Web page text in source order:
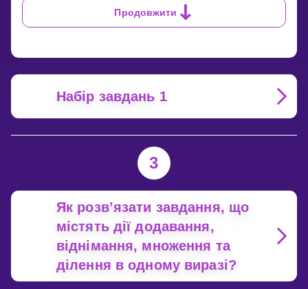
ЗАВДАННЯ,
МІСТЯТЬ
ДІЛЕННЯ
ТОМУ
САМОМУ
Продовжити
Набір завдань 1
3
Як розв’язати завдання, що
містять дії додавання,
віднімання, множення та
ділення в одному виразі?